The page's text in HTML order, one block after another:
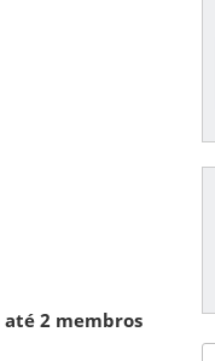
até 2 membros